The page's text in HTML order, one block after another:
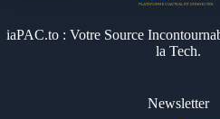
iaPAC.to : Votre Source
la Tech.
Newsletter